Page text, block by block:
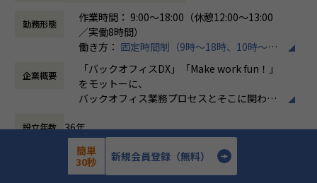
データエンジニアとしての市場価値を高めていくことができ
《具体的な業務内容》
・SnowflakeまたはDatabricksを活用したデータ基盤の設
・ETL/ELT処理およびデータパイプラインの開発
・SQLを用いたデータ加工・最適化
・クラウドとのデータ連携基盤構築
・BIダッシュボード向けデータモデリング
勤務形態
作業時間： 9:00～18:00（休憩12:00～13:00
／実働8時間）
働き方： 固定時間制（9時～18時、10時～19
時など）
時間外労働の有無： 有（月平均10時間）
休憩時間： 60分
企業概要
「バックオフィスDX」「Make work fun！」
をモットーに、
バックオフィス業務プロセスとそこに関わる
企業競争力を向上させることを使命としてい
ます。
株式会社ホープスは、ERP・EPMを中心とし
設立年数 36年
772人
簡単
30秒
新規会員登録（無料）